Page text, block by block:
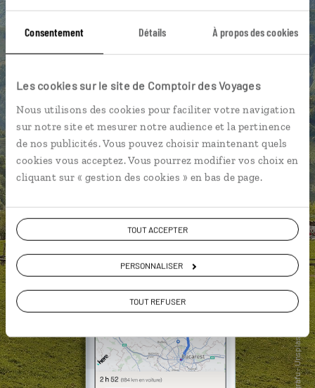
Consentement Détails À propos des cookies
Les cookies sur le site de Comptoir des Voyages
Nous utilisons des cookies pour faciliter votre navigation
sur notre site et mesurer notre audience et la pertinence
de nos publicités. Vous pouvez choisir maintenant quels
cookies vous acceptez. Vous pourrez modifier vos choix en
cliquant sur « gestion des cookies » en bas de page.
TOUT ACCEPTER
PERSONNALISER
TOUT REFUSER
DÉCOUVRIR LUCIOLE